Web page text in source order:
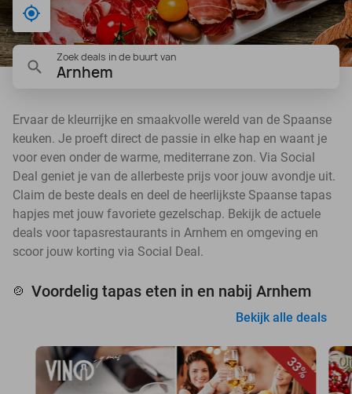
Bij mij in de buurt
Zoek deals in de buurt van
Arnhem
Ervaar de kleurrijke en smaakvolle wereld van de Spaanse
keuken. Je proeft direct de passie in elke hap en waant je
voor even onder de warme, mediterrane zon. Via Social
Deal geniet je van de allerbeste prijs voor jouw avondje uit.
Claim de beste deals en deel de heerlijkste Spaanse tapas
hapjes met jouw favoriete gezelschap. Bekijk de actuele
deals voor tapasrestaurants in Arnhem en omgeving en
scoor jouw korting via Social Deal.
🍲 Voordelig tapas eten in en nabij Arnhem
Bekijk alle deals
33%